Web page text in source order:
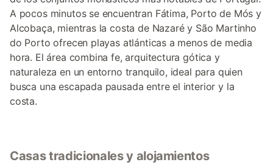
A pocos minutos se encuentran Fátima, Porto de Mós y
Alcobaça, mientras la costa de Nazaré y São Martinho
do Porto ofrecen playas atlánticas a menos de media
hora. El área combina fe, arquitectura gótica y
naturaleza en un entorno tranquilo, ideal para quien
busca una escapada pausada entre el interior y la
costa.
Casas tradicionales y alojamientos